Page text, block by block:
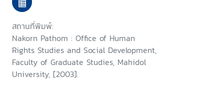
สถานที่พิมพ์:
Nakorn Pathom : Office of Human
Rights Studies and Social Development,
Faculty of Graduate Studies, Mahidol
University, [2003].